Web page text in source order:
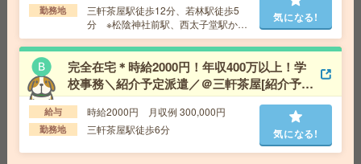
給 与 時給2200円＋交
通勤交通費全額支給(弊社規定あり)
勤務地 東京メトロ有楽町線 麹町駅 2分/JR中央・総武
線 四ツ谷駅 8分
気になる!
【在宅OK】時給1900円！大手メーカーで発注対応など＊
17:30まで[派遣]
給 与 時給1900円 月収例 30万円 時給1900円×実
勤務地
三軒茶屋駅徒歩12分、若林駅徒歩5
分 ※松陰神社前駅、西太子堂駅から
も徒歩圏内！
気になる!
完全在宅＊時給2000円！年収400万以上！学
校事務＼紹介予定派遣／＠三軒茶屋[紹介予定
派遣]
給与 時給2000円 月収例 300,000円
勤務地 三軒茶屋駅徒歩6分 気になる!